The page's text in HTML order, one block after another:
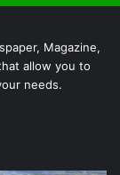
Magazine,
allow you to
needs.